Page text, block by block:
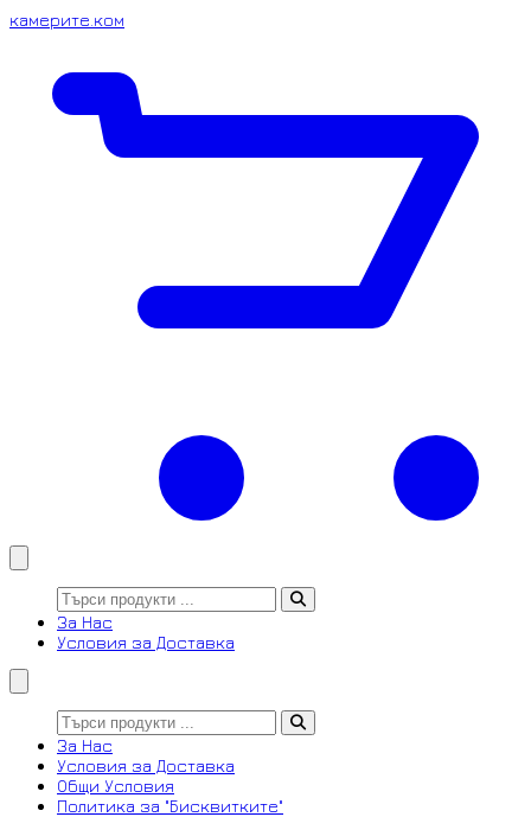
камерите.ком
За Нас
Условия за Доставка
За Нас
Условия за Доставка
Общи Условия
Политика за "Бисквитките"